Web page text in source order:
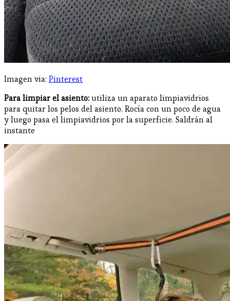
Imagen via: Pinterest
Para limpiar el asiento:utiliza un aparato limpiavidrios
para quitar los pelos del asiento. Rocía con un poco de agua
y luego pasa el limpiavidrios por la superficie. Saldrán al
instante